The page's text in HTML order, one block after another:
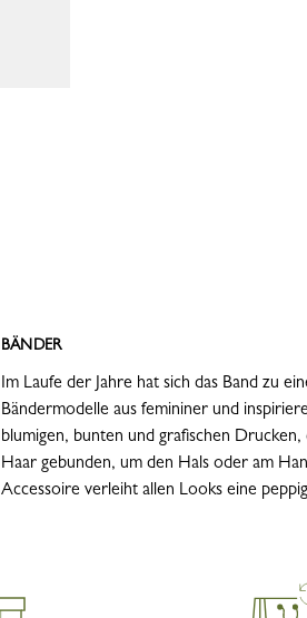
BÄNDER
Im Laufe der Jahre hat sich das Band zu
Bändermodelle aus femininer und
blumigen, bunten und grafischen
Haar gebunden, um den Hals oder am
Accessoire verleiht allen Looks eine